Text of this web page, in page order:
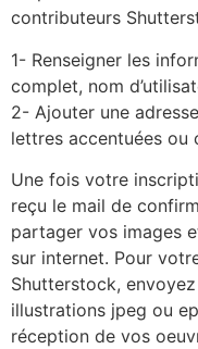
contributeurs
1- Renseigner les
complet, nom
2- Ajouter une
lettres accentuées ou
Une fois votre
reçu le mail de
partager vos images
sur internet. Pour
Shutterstock,
illustrations jpeg ou
réception de vos